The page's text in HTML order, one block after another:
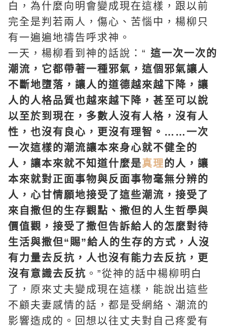
白，為什麼向明會變成現在這樣，跟以前
完全是判若兩人，傷心、苦惱中，楊柳只
有一遍遍地禱告呼求神。
一天，楊柳看到神的話說：“ 這一次一次的
潮流，它都帶著一種邪氣，這個邪氣讓人
不斷地墮落，讓人的道德越來越下降，讓
人的人格品質也越來越下降，甚至可以說
以至於到現在，多數人沒有人格，沒有人
性，也沒有良心，更沒有理智。……一次
一次這樣的潮流讓本來身心就不健全的
人，讓本來就不知道什麼是真理 的人，讓
本來就對正面事物與反面事物毫無分辨的
人，心甘情願地接受了這些潮流，接受了
來自撒但的生存觀點、撒但的人生哲學與
價值觀，接受了撒但告訴給人的怎麼對待
生活與撒但“賜”給人的生存的方式，人沒
有力量去反抗，人也沒有能力去反抗，更
沒有意識去反抗 。”從神的話中楊柳明白
了，原來丈夫變成現在這樣，能說出這些
不顧夫妻感情的話，都是受網絡、潮流的
影響造成的。回想以往丈夫對自己疼愛有